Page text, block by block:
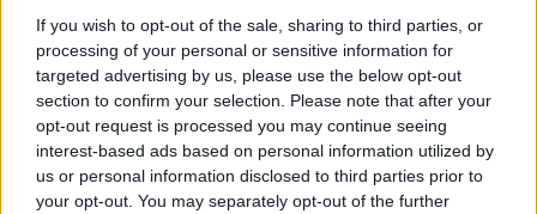
If you wish to opt-out of the sale, sharing to third parties, or
processing of your personal or sensitive information for
targeted advertising by us, please use the below opt-out
section to confirm your selection. Please note that after your
opt-out request is processed you may continue seeing
interest-based ads based on personal information utilized by
us or personal information disclosed to third parties prior to
your opt-out. You may separately opt-out of the further
Laurentiis e il ds Giovanni Manna. Il giovane talento dovrebbe
crescere al fianco del totem Giovanni Di Lorenzo: "il suo
acquisto ricorderebbe molto quello di Gutierrez, esterno
sinistro abile in entrambe le fasi giunto al Napoli un’estate fa a
24 anni".